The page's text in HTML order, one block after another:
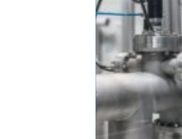
2030 år.
planering,
och val av
stor roll. För
funderar på03